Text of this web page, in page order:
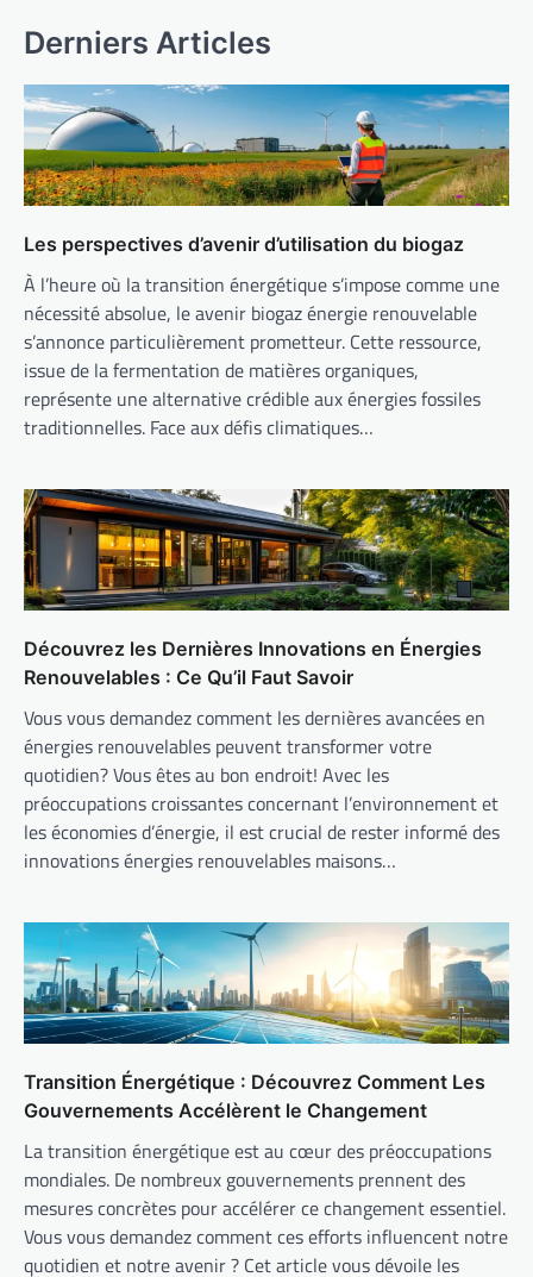
Derniers Articles
Les perspectives d’avenir d’utilisation du biogaz
À l’heure où la transition énergétique s’impose comme une
nécessité absolue, le avenir biogaz énergie renouvelable
s’annonce particulièrement prometteur. Cette ressource,
issue de la fermentation de matières organiques,
représente une alternative crédible aux énergies fossiles
traditionnelles. Face aux défis climatiques…
Découvrez les Dernières Innovations en Énergies
Renouvelables : Ce Qu’il Faut Savoir
Vous vous demandez comment les dernières avancées en
énergies renouvelables peuvent transformer votre
quotidien? Vous êtes au bon endroit! Avec les
préoccupations croissantes concernant l’environnement et
les économies d’énergie, il est crucial de rester informé des
innovations énergies renouvelables maisons…
Transition Énergétique : Découvrez Comment Les
Gouvernements Accélèrent le Changement
La transition énergétique est au cœur des préoccupations
mondiales. De nombreux gouvernements prennent des
mesures concrètes pour accélérer ce changement essentiel.
Vous vous demandez comment ces efforts influencent notre
quotidien et notre avenir ? Cet article vous dévoile les